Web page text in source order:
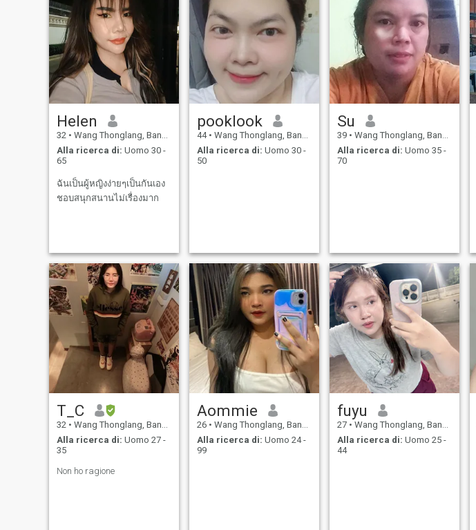
Helen
32 • Wang Thonglang, Bangkok, Thailandia
Alla ricerca di: Uomo 30 -
65
ฉันเป็นผู้หญิงง่ายๆเป็นกันเอง
ชอบสนุกสนานไม่เรื่องมาก
pooklook
44 • Wang Thonglang, Bangkok, Thailandia
Alla ricerca di: Uomo 30 -
50
Su
39 • Wang Thonglang, Bangkok, Thailandia
Alla ricerca di: Uomo 35 -
70
T_C
32 • Wang Thonglang, Bangkok, Thailandia
Alla ricerca di: Uomo 27 -
35
Non ho ragione
Aommie
26 • Wang Thonglang, Bangkok, Thailandia
Alla ricerca di: Uomo 24 -
99
fuyu
27 • Wang Thonglang, Bangkok, Thailandia
Alla ricerca di: Uomo 25 -
44